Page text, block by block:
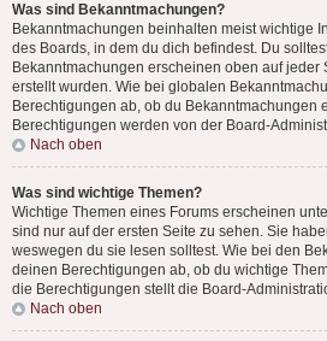
Was sind Bekanntmachungen?
Bekanntmachungen beinhalten meist wichtige
des Boards, in dem du dich befindest. Du
Bekanntmachungen erscheinen oben auf jeder
erstellt wurden. Wie bei globalen
Berechtigungen ab, ob du Bekanntmachungen
Berechtigungen werden von der Board-
Nach oben
Was sind wichtige Themen?
Wichtige Themen eines Forums erscheinen
sind nur auf der ersten Seite zu sehen. Sie
weswegen du sie lesen solltest. Wie bei den
deinen Berechtigungen ab, ob du wichtige
die Berechtigungen stellt die Board-
Nach oben